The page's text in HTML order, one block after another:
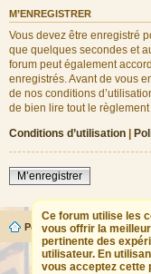
M’ENREGISTRER
Vous devez être enregistré
que quelques secondes et
forum peut également
enregistrés. Avant de vous
de nos conditions
de bien lire tout le règlement
Conditions d’utilisation |
M’enregistrer
Ce forum utilise les
vous offrir la
pertinente des
utilisateur. En
vous acceptez cette
Portail Forum